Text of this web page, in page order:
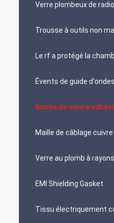
Verre plombeux de
Trousse à outils non
Le rf a protégé la
Évents de guide
Bande de cuivre
Maille de câblage cuivre
Verre au plomb à
EMI Shielding Gasket
Tissu électriquement